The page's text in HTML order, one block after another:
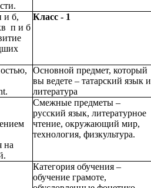
и б,
п и б
Класс - 1
Основной предмет, который
вы ведете – татарский язык и
литература
на
Смежные предметы –
русский язык, литературное
чтение, окружающий мир,
технология, физкультура.
Категория обучения –
обучение грамоте,